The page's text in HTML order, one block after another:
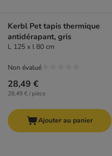
Kerbl Pet tapis thermique
antidérapant, gris
L 125 x l 80 cm
28,49 €
28,49 € / pièce
Non évalué
Ajouter au panier